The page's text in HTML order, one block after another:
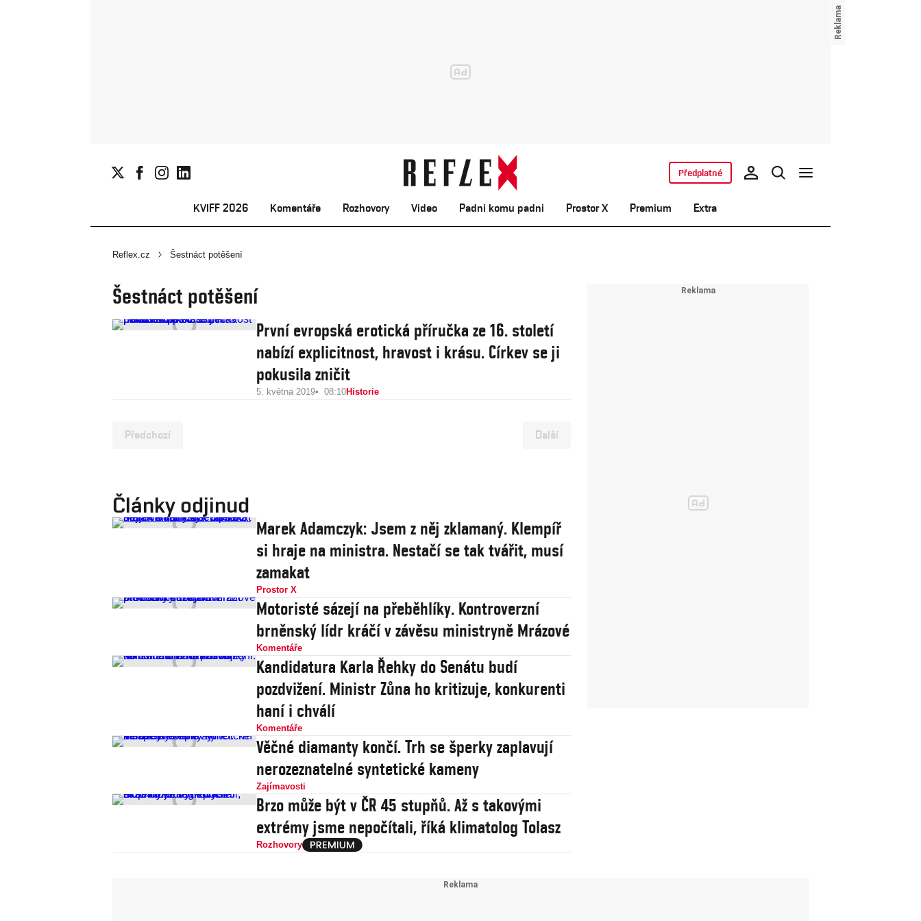
KVIFF 2026 Komentáře Rozhovory Video Padni komu padni Prostor X Premium Extra
Předplatné
Reflex.cz Šestnáct potěšení
Šestnáct potěšení
První evropská erotická příručka ze 16. století
nabízí explicitnost, hravost i krásu. Církev se ji
pokusila zničit
5. května 2019 08:10Historie
Předchozí Další
Články odjinud
Marek Adamczyk: Jsem z něj zklamaný. Klempíř
si hraje na ministra. Nestačí se tak tvářit, musí
zamakat
Prostor X
Motoristé sázejí na přeběhlíky. Kontroverzní
brněnský lídr kráčí v závěsu ministryně Mrázové
Komentáře
Kandidatura Karla Řehky do Senátu budí
pozdvižení. Ministr Zůna ho kritizuje, konkurenti
haní i chválí
Komentáře
Věčné diamanty končí. Trh se šperky zaplavují
nerozeznatelné syntetické kameny
Zajímavosti
Brzo může být v ČR 45 stupňů. Až s takovými
extrémy jsme nepočítali, říká klimatolog Tolasz
Rozhovory